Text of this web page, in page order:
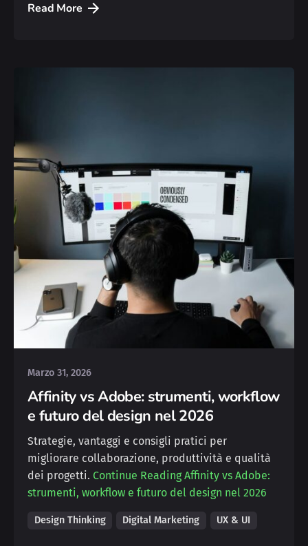
Read More
Posted by
Silvia
Marzo 31, 2026
Affinity vs Adobe: strumenti, workflow
e futuro del design nel 2026
Strategie, vantaggi e consigli pratici per
migliorare collaborazione, produttività e qualità
dei progetti. Continue ReadingAffinity vs Adobe:
strumenti, workflow e futuro del design nel 2026
Design Thinking Digital Marketing UX & UI